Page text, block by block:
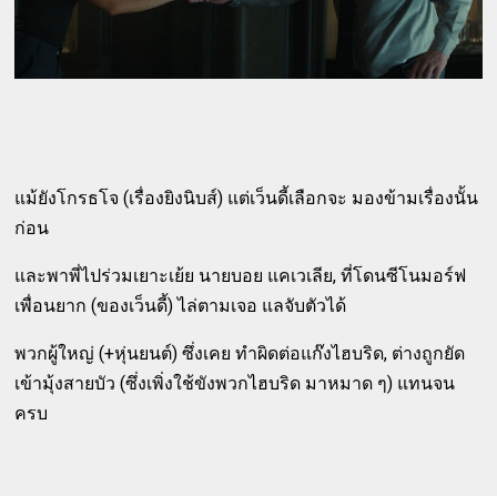
แม้ยังโกรธโจ (เรื่องยิงนิบส์) แต่เว็นดี้เลือกจะ มองข้ามเรื่องนั้น
ก่อน
และพาพี่ไปร่วมเยาะเย้ย นายบอย แคเวเลีย, ที่โดนซีโนมอร์ฟ
เพื่อนยาก (ของเว็นดี้) ไล่ตามเจอ แลจับตัวได้
พวกผู้ใหญ่ (+หุ่นยนต์) ซึ่งเคย ทำผิดต่อแก๊งไฮบริด, ต่างถูกยัด
เข้ามุ้งสายบัว (ซึ่งเพิ่งใช้ขังพวกไฮบริด มาหมาด ๆ) แทนจน
ครบ